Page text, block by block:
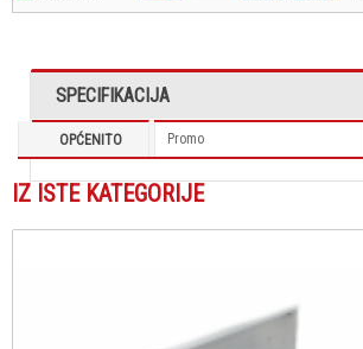
SPECIFIKACIJA
OPĆENITO Promo
IZ ISTE KATEGORIJE